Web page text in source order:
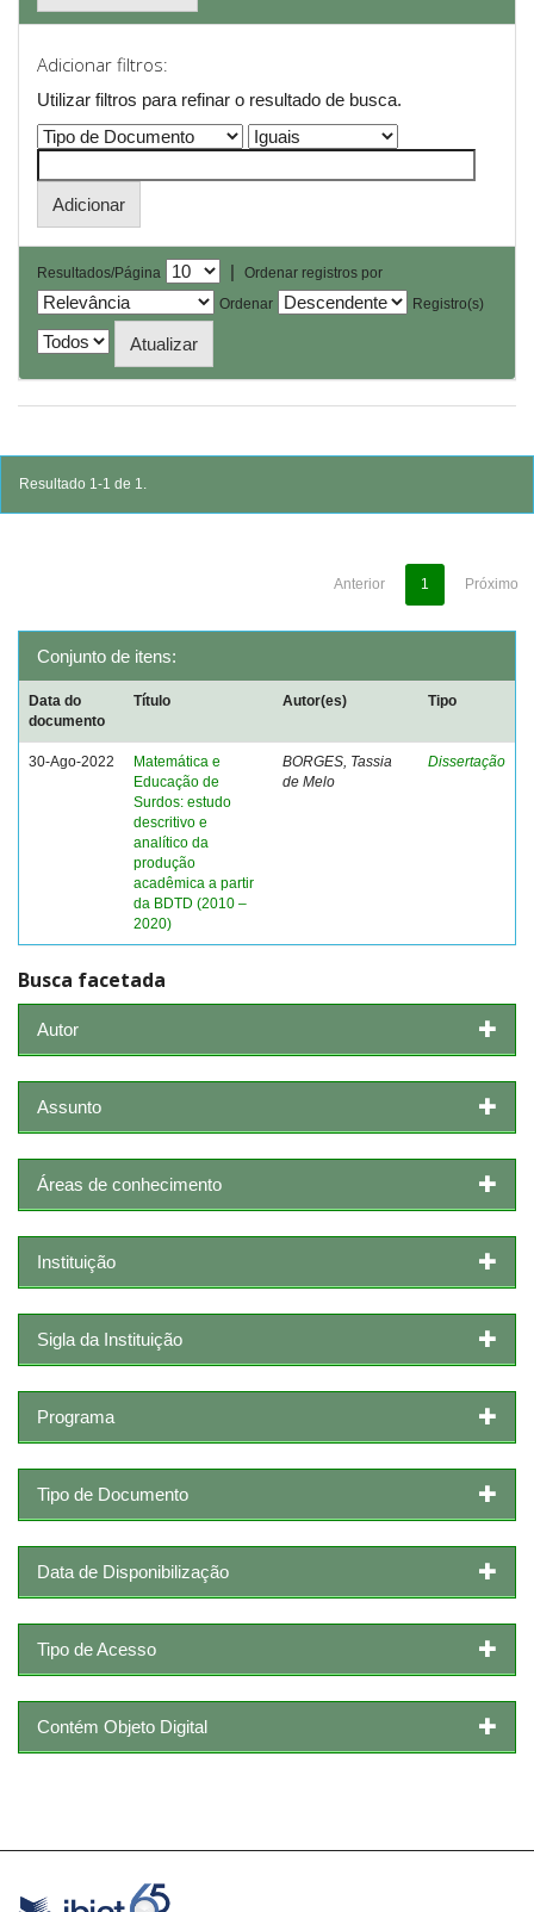
Adicionar filtros:
Utilizar filtros para refinar o resultado de busca.
Resultados/Página |
Ordenar registros por
Ordenar
Registro(s)
Resultado 1-1 de 1.
Anterior 1 Próximo
Conjunto de itens:
Data do
documento
Título Autor(es) Tipo
30-Ago-2022
Matemática e
Educação de
Surdos: estudo
descritivo e
analítico da
produção
acadêmica a partir
da BDTD (2010 –
2020)
BORGES, Tassia
de Melo
Dissertação
Busca facetada
Autor
Assunto
Áreas de conhecimento
Instituição
Sigla da Instituição
Programa
Tipo de Documento
Data de Disponibilização
Tipo de Acesso
Contém Objeto Digital